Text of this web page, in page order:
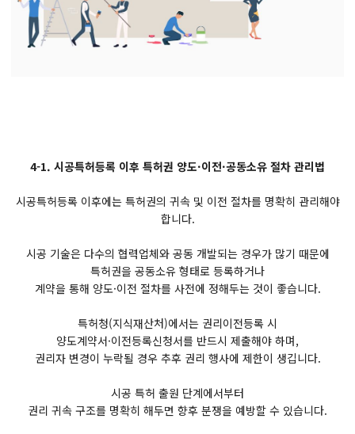
4-1. 시공특허등록 이후 특허권 양도·이전·공동소유 절차 관리법
시공특허등록 이후에는 특허권의 귀속 및 이전 절차를 명확히 관리해야
합니다.
시공 기술은 다수의 협력업체와 공동 개발되는 경우가 많기 때문에
특허권을 공동소유 형태로 등록하거나
계약을 통해 양도·이전 절차를 사전에 정해두는 것이 좋습니다.
특허청(지식재산처)에서는 권리이전등록 시
양도계약서·이전등록신청서를 반드시 제출해야 하며,
권리자 변경이 누락될 경우 추후 권리 행사에 제한이 생깁니다.
시공 특허 출원 단계에서부터
권리 귀속 구조를 명확히 해두면 향후 분쟁을 예방할 수 있습니다.